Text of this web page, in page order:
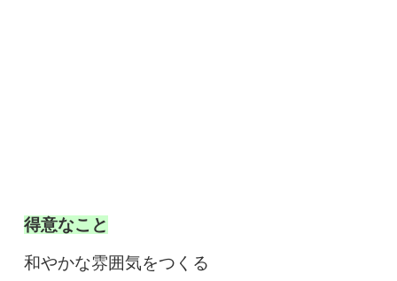
得意なこと
和やかな雰囲気をつくる